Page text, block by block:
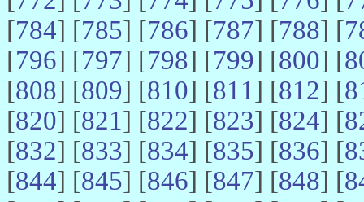
[784] [785] [786] [787] [788] [
[796] [797] [798] [799] [800] [
[808] [809] [810] [811] [812] [
[820] [821] [822] [823] [824] [
[832] [833] [834] [835] [836] [
[844] [845] [846] [847] [848] [